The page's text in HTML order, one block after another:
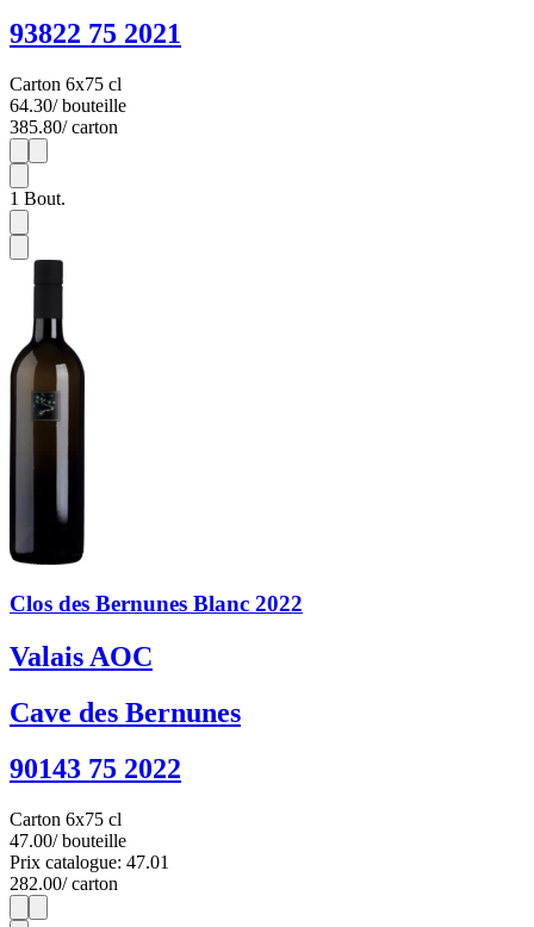
93822 75 2021
Carton 6x75 cl
64.30/ bouteille
385.80/ carton
1
1 Bout.
Clos des Bernunes Blanc 2022
Valais AOC
Cave des Bernunes
90143 75 2022
Carton 6x75 cl
47.00/ bouteille
Prix catalogue: 47.01
282.00/ carton
1